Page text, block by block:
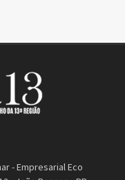
- Empresarial Eco